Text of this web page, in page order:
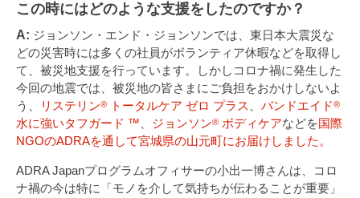
この時にはどのような支援をしたのですか？
A: ジョンソン・エンド・ジョンソンでは、東日本大震災な
どの災害時には多くの社員がボランティア休暇などを取得し
て、被災地支援を行っています。しかしコロナ禍に発生した
今回の地震では、被災地の皆さまにご負担をおかけしないよ
う、
リステリン® トータルケア ゼロ プラス バンドエイド®
水に強いタフガード ™ ジョンソン® ボディケアなどを国際
NGOのADRAを通して宮城県の山元町にお届けしました。
ADRA Japanプログラムオフィサーの小出一博さんは、コロ
ナ禍の今は特に「モノを介して気持ちが伝わることが重要」